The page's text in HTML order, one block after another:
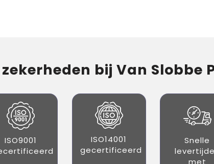
zekerheden bij Van Slobbe
ISO9001
ISO14001
gecertificeerd
Snelle
met